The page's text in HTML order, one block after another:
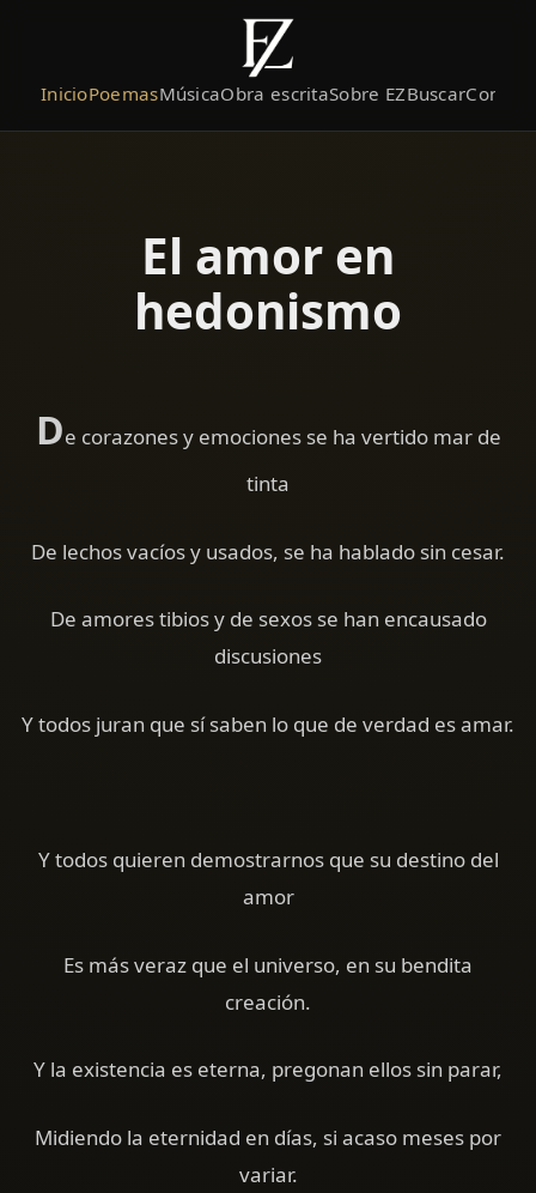
InicioPoemasMúsicaObra escritaSobre EZBuscar
El amor en
hedonismo
De corazones y emociones se ha vertido mar de
tinta
De lechos vacíos y usados, se ha hablado sin cesar.
De amores tibios y de sexos se han encausado
discusiones
Y todos juran que sí saben lo que de verdad es amar.
Y todos quieren demostrarnos que su destino del
amor
Es más veraz que el universo, en su bendita
creación.
Y la existencia es eterna, pregonan ellos sin parar,
Midiendo la eternidad en días, si acaso meses por
variar.